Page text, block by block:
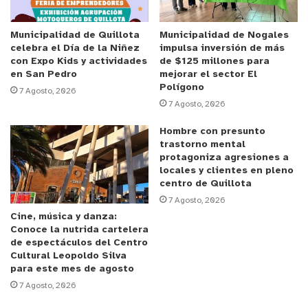
El jefe de proyectos del municipio local,Óscar
Lielmil Arias , explica los pasos seguidos desde el
término de los trabajos hasta hoy.
El director de SECPLA aclara que, para abrir la
calle al tránsito, también
deben tenerse en cuenta
las propiedades del hormigón, material que
alcanza su máxima resistencia luego de 20 o 30
días de instalado,cuando ya es capaz de soportar
la carga de vehículos pesados.
Así las cosas, de acuerdo con lo expresado por la
Administración Municipal,
abierta a la circulación vehicular durante las
próximas semanas.
Municipalidad de Quillota
celebra el Día de la Niñez
con Expo Kids y actividades
en San Pedro
7 Agosto, 2026
Municipalidad de Nogales
impulsa inversión de más
de $125 millones para
mejorar el sector El
Polígono
7 Agosto, 2026
Cine, música y danza:
Conoce la nutrida cartelera
de espectáculos del Centro
Cultural Leopoldo Silva
para este mes de agosto
7 Agosto, 2026
Hombre con presunto
trastorno mental
protagoniza agresiones a
locales y clientes en pleno
centro de Quillota
7 Agosto, 2026